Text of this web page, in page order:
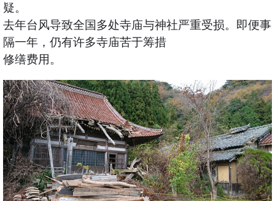
疑。
去年台风导致全国多处寺庙与神社严重受损。即便事
隔一年，仍有许多寺庙苦于筹措
修缮费用。